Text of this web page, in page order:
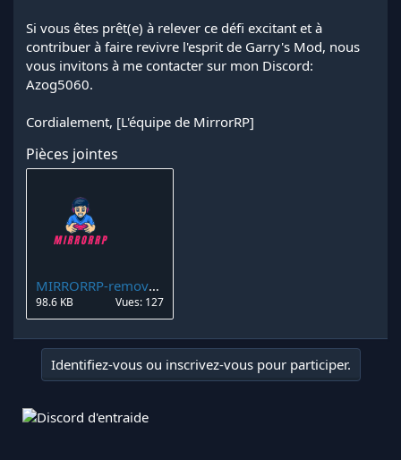
Si vous êtes prêt(e) à relever ce défi excitant et à
contribuer à faire revivre l'esprit de Garry's Mod, nous
vous invitons à me contacter sur mon Discord:
Azog5060.
Cordialement, [L'équipe de MirrorRP]
Pièces jointes
MIRRORRP-removebg-preview.png
98.6 KB Vues: 127
Identifiez-vous ou inscrivez-vous pour participer.